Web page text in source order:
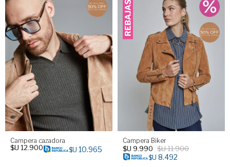
Campera cazadora
$U 12.900 $U 10.965
Campera Biker
$U 9.990 $U11.900
$U 8.492